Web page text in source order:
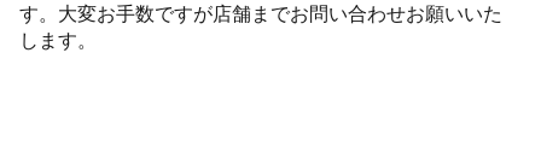
す。大変お手数ですが店舗までお問い合わせお願いいた
します。